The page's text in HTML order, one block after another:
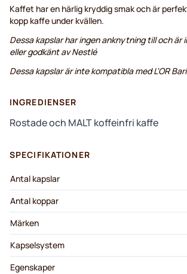
Kaffet har en härlig kryddig smak och är
kopp kaffe under kvällen.
Dessa kapslar har ingen anknytning till och är
eller godkänt av Nestlé
Dessa kapslar är inte kompatibla med L'OR
INGREDIENSER
Rostade och MALT koffeinfri kaffe
SPECIFIKATIONER
Antal kapslar
Antal koppar
Märken
Kapselsystem
Egenskaper